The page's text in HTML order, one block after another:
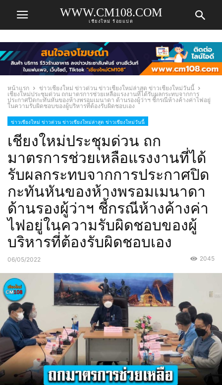
WWW.CM108.COM
เชียงใหม่ ร้อยแปด
หน้าแรก
ข่าวเชียงใหม่ ข่าวด่วน ข่าวเชียงใหม่ล่าสุด ข่าวเชียงใหม่วันนี้
เชียงใหม่ประชุมด่วน ถกมาตรการช่วยเหลือแรงงานที่ได้รับผลกระทบจากการ
ประกาศปิดกะทันหันของห้างพรอมเมนาดา ด้านรองผู้ว่าฯ ชี้กรณีห้างค้างค่าไฟอยู่
ในความรับผิดชอบของผู้บริหารที่ต้องรับผิดชอบเอง
ข่าวเชียงใหม่ ข่าวด่วน ข่าวเชียงใหม่ล่าสุด ข่าวเชียงใหม่วันนี้
เชียงใหม่ประชุมด่วน ถก
มาตรการช่วยเหลือแรงงานที่ได้
รับผลกระทบจากการประกาศปิด
กะทันหันของห้างพรอมเมนาดา
ด้านรองผู้ว่าฯ ชี้กรณีห้างค้างค่า
ไฟอยู่ในความรับผิดชอบของผู้
บริหารที่ต้องรับผิดชอบเอง
06/05/2022 2045